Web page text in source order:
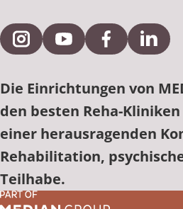
Externe Verlinkung zu
Externe Verlinkung
Externe
Die Einrichtungen von
den besten Reha-
einer herausragenden
Rehabilitation,
Teilhabe.